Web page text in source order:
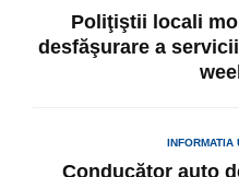
Poliţiştii locali
desfăşurare a
INFORMATIA
Conducător auto